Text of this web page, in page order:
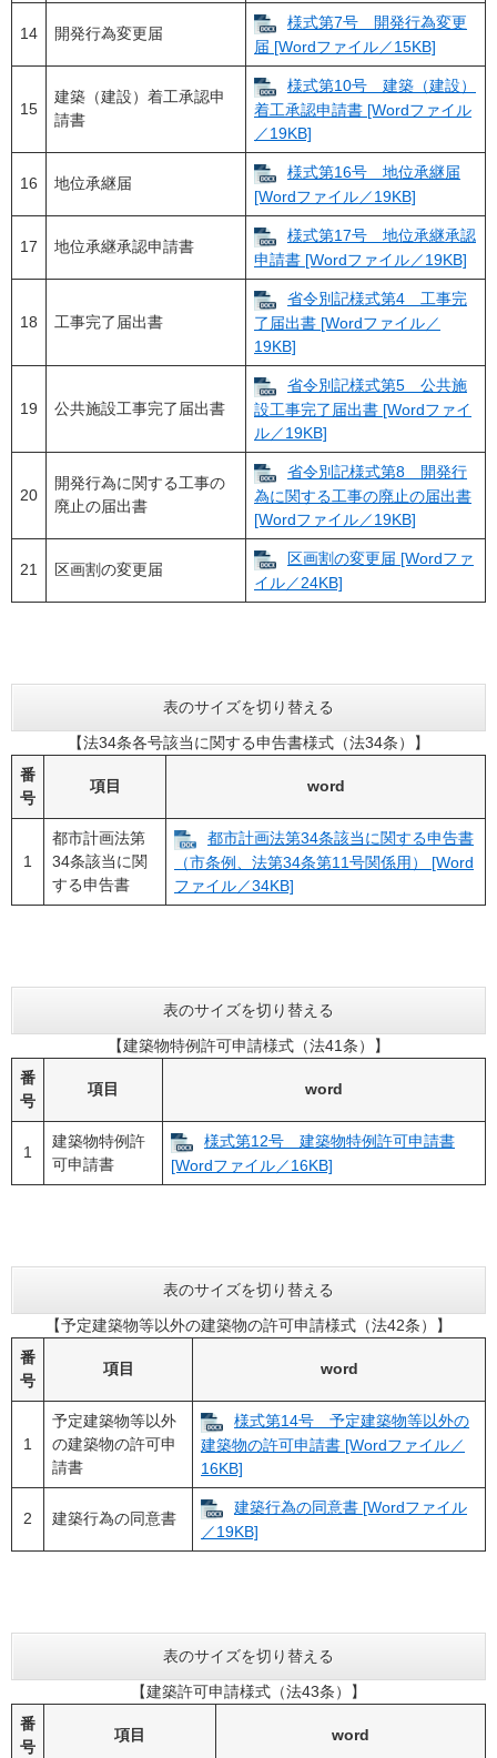
14 開発行為変更届
様式第7号 開発行為変更
届 [Wordファイル／15KB]
15
建築（建設）着工承認申
請書
様式第10号 建築（建設）
着工承認申請書 [Wordファイル
／19KB]
16 地位承継届
様式第16号 地位承継届
[Wordファイル／19KB]
17 地位承継承認申請書
様式第17号 地位承継承認
申請書 [Wordファイル／19KB]
18 工事完了届出書
省令別記様式第4 工事完
了届出書 [Wordファイル／
19KB]
19 公共施設工事完了届出書
省令別記様式第5 公共施
設工事完了届出書 [Wordファイ
ル／19KB]
20
開発行為に関する工事の
廃止の届出書
省令別記様式第8 開発行
為に関する工事の廃止の届出書
[Wordファイル／19KB]
21 区画割の変更届
区画割の変更届 [Wordファ
イル／24KB]
表のサイズを切り替える
【法34条各号該当に関する申告書様式（法34条）】
番
号
項目 word
1
都市計画法第
34条該当に関
する申告書
都市計画法第34条該当に関する申告書
（市条例、法第34条第11号関係用） [Word
ファイル／34KB]
表のサイズを切り替える
【建築物特例許可申請様式（法41条）】
番
号
項目 word
1
建築物特例許
可申請書
様式第12号 建築物特例許可申請書
[Wordファイル／16KB]
表のサイズを切り替える
【予定建築物等以外の建築物の許可申請様式（法42条）】
番
号
項目 word
1
予定建築物等以外
の建築物の許可申
請書
様式第14号 予定建築物等以外の
建築物の許可申請書 [Wordファイル／
16KB]
2 建築行為の同意書
建築行為の同意書 [Wordファイル
／19KB]
表のサイズを切り替える
【建築許可申請様式（法43条）】
番
号
項目 word